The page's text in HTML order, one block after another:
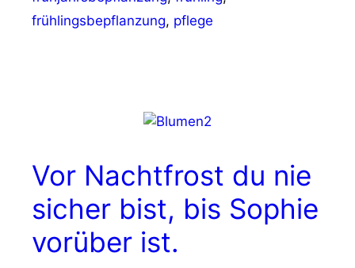
frühlingsbepflanzung, pflege
Vor Nachtfrost du nie
sicher bist, bis Sophie
vorüber ist.